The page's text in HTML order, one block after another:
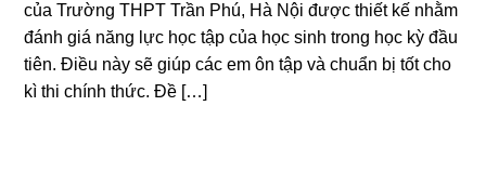
của Trường THPT Trần Phú, Hà Nội được thiết kế nhằm
đánh giá năng lực học tập của học sinh trong học kỳ đầu
tiên. Điều này sẽ giúp các em ôn tập và chuẩn bị tốt cho
kì thi chính thức. Đề […]